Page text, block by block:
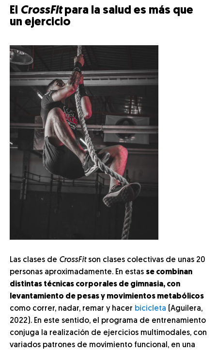
El CrossFitpara la salud es más que
un ejercicio
Las clases de CrossFitson clases colectivas de unas 20
personas aproximadamente. En estas se combinan
distintas técnicas corporales de gimnasia, con
levantamiento de pesas y movimientos metabólicos
como correr, nadar, remar y hacer bicicleta (Aguilera,
2022). En este sentido, el programa de entrenamiento
conjuga la realización de ejercicios multimodales, con
variados patrones de movimiento funcional, en una